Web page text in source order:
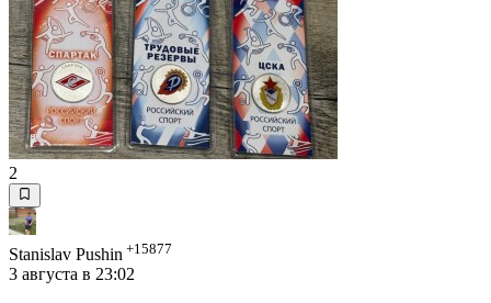
2
Stanislav Pushin +15877
3 августа в 23:02